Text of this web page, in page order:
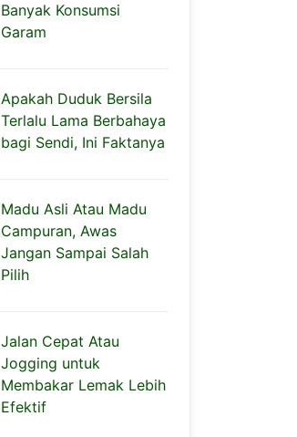
Banyak Konsumsi
Garam
Apakah Duduk Bersila
Terlalu Lama Berbahaya
bagi Sendi, Ini Faktanya
Madu Asli Atau Madu
Campuran, Awas
Jangan Sampai Salah
Pilih
Jalan Cepat Atau
Jogging untuk
Membakar Lemak Lebih
Efektif